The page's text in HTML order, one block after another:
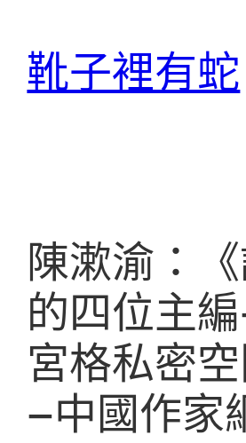
靴子裡有蛇
陳漱渝：《
的四位主
宮格私密
–中國作家